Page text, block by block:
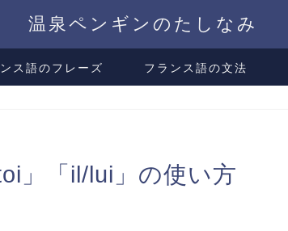
温泉ペンギンのたしなみ
ス語のフレーズ フランス語の文法
」「il/lui」の使い方